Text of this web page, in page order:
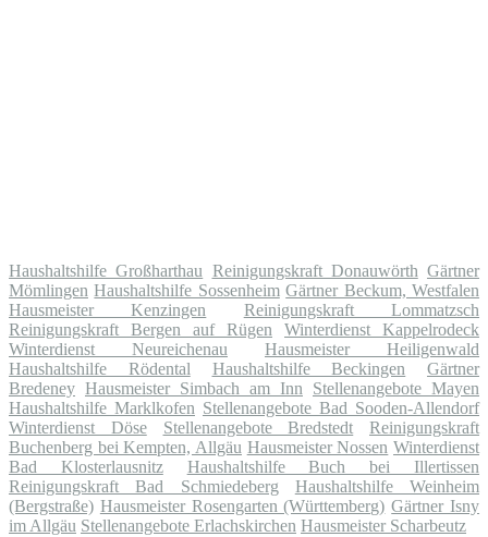
Haushaltshilfe Großharthau Reinigungskraft Donauwörth Gärtner
Mömlingen Haushaltshilfe Sossenheim Gärtner Beckum, Westfalen
Hausmeister Kenzingen
Reinigungskraft Lommatzsch
Reinigungskraft Bergen auf Rügen
Winterdienst Kappelrodeck
Winterdienst Neureichenau
Hausmeister Heiligenwald
Haushaltshilfe Rödental
Haushaltshilfe Beckingen
Gärtner
Bredeney Hausmeister Simbach am Inn
Stellenangebote Mayen
Haushaltshilfe Marklkofen Stellenangebote Bad Sooden-Allendorf
Winterdienst Döse
Stellenangebote Bredstedt
Reinigungskraft
Buchenberg bei Kempten, Allgäu Hausmeister Nossen Winterdienst
Bad Klosterlausnitz
Haushaltshilfe Buch bei Illertissen
Reinigungskraft Bad Schmiedeberg
Haushaltshilfe Weinheim
(Bergstraße) Hausmeister Rosengarten (Württemberg) Gärtner Isny
im Allgäu Stellenangebote Erlachskirchen Hausmeister Scharbeutz